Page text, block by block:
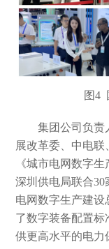
图4
集团公司负责
展改革委、中电
《城市电网数字
深圳供电局联合30
电网数字生产建
了数字装备配置标
供更高水平的电力